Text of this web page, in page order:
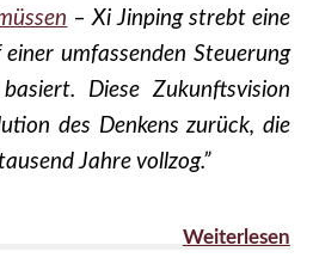
– Xi Jinping strebt eine
umfassenden Steuerung
Diese Zukunftsvision
des Denkens zurück, die
Jahre vollzog.”
Weiterlesen